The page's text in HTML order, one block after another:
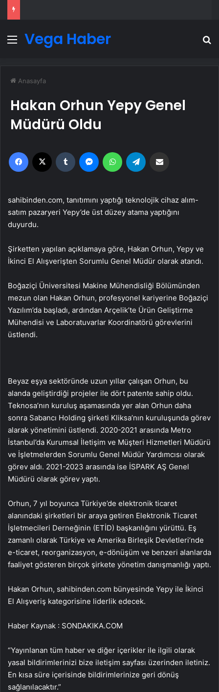
Menü
Vega Haber
Anasayfa
Hakan Orhun Yepy Genel
Müdürü Oldu
Facebook Tumblr MessengerWhatsApp
sahibinden.com, tanıtımını yaptığı teknolojik cihaz alım-
satım pazaryeri Yepy’de üst düzey atama yaptığını
duyurdu.
Şirketten yapılan açıklamaya göre, Hakan Orhun, Yepy ve
İkinci El Alışverişten Sorumlu Genel Müdür olarak atandı.
Boğaziçi Üniversitesi Makine Mühendisliği Bölümünden
mezun olan Hakan Orhun, profesyonel kariyerine Boğaziçi
Yazılım’da başladı, ardından Arçelik’te Ürün Geliştirme
Mühendisi ve Laboratuvarlar Koordinatörü görevlerini
üstlendi.
Beyaz eşya sektöründe uzun yıllar çalışan Orhun, bu
alanda geliştirdiği projeler ile dört patente sahip oldu.
Teknosa’nın kuruluş aşamasında yer alan Orhun daha
sonra Sabancı Holding şirketi Kliksa’nın kuruluşunda görev
alarak yönetimini üstlendi. 2020-2021 arasında Metro
İstanbul’da Kurumsal İletişim ve Müşteri Hizmetleri Müdürü
ve İşletmelerden Sorumlu Genel Müdür Yardımcısı olarak
görev aldı. 2021-2023 arasında ise İSPARK AŞ Genel
Müdürü olarak görev yaptı.
Orhun, 7 yıl boyunca Türkiye’de elektronik ticaret
alanındaki şirketleri bir araya getiren Elektronik Ticaret
İşletmecileri Derneğinin (ETİD) başkanlığını yürüttü. Eş
zamanlı olarak Türkiye ve Amerika Birleşik Devletleri’nde
e-ticaret, reorganizasyon, e-dönüşüm ve benzeri alanlarda
faaliyet gösteren birçok şirkete yönetim danışmanlığı yaptı.
Hakan Orhun, sahibinden.com bünyesinde Yepy ile İkinci
El Alışveriş kategorisine liderlik edecek.
Haber Kaynak : SONDAKIKA.COM
“Yayınlanan tüm haber ve diğer içerikler ile ilgili olarak
yasal bildirimlerinizi bize iletişim sayfası üzerinden iletiniz.
En kısa süre içerisinde bildirimlerinize geri dönüş
sağlanılacaktır.”